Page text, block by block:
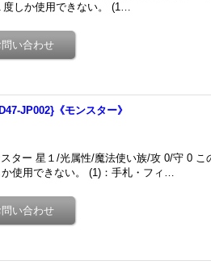
度しか使用できない。 (1…
JP002}《モンスター》
ター 星１/光属性/魔法使い族/攻 0/守 0 こ
使用できない。 (1)：手札・フィ…